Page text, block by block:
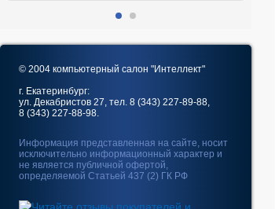
© 2004 компьютерный салон "Интеллект"
г. Екатеринбург:
ул. Декабристов 27, тел. 8 (343) 227-89-88,
8 (343) 227-88-98.
Информация представленная на сайте, носит
исключительно информационный характер и
не является публичной офертой,
определяемой Статьей 437 (2) ГК РФ